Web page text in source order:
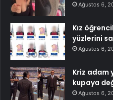
Ağustos 6,
Kız
yüzlerini
Ağustos 6,
Kriz adam
kupaya
Ağustos 6,